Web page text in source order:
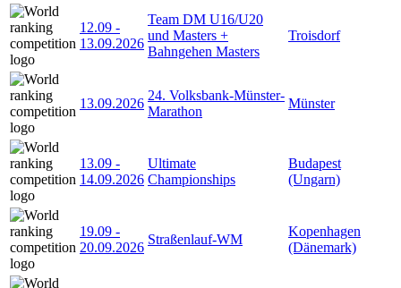
12.09 -
13.09.2026
Team DM U16/U20
und Masters +
Bahngehen Masters
Troisdorf
13.09.2026
24. Volksbank-Münster-
Marathon
Münster
13.09 -
14.09.2026
Ultimate
Championships
Budapest
(Ungarn)
19.09 -
20.09.2026
Straßenlauf-WM
Kopenhagen
(Dänemark)